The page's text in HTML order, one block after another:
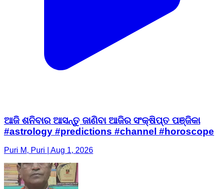
ଆଜି ଶନିବାର ଆସନ୍ତୁ ଜାଣିବା ଆଜିର ସଂକ୍ଷିପ୍ତ ପଞ୍ଜିକା
#astrology #predictions #channel #horoscope
Puri M, Puri | Aug 1, 2026